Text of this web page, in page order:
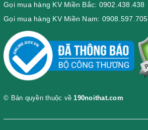
Gọi mua hàng KV Miền Bắc: 0902.438.438
Gọi mua hàng KV Miền Nam: 0908.597.705
© Bản quyền thuộc về190noithat.com